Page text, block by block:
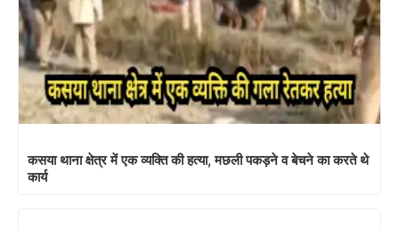
कसया थाना क्षेत्र में एक व्यक्ति की हत्या, मछली पकड़ने व बेचने का करते थे
कार्य